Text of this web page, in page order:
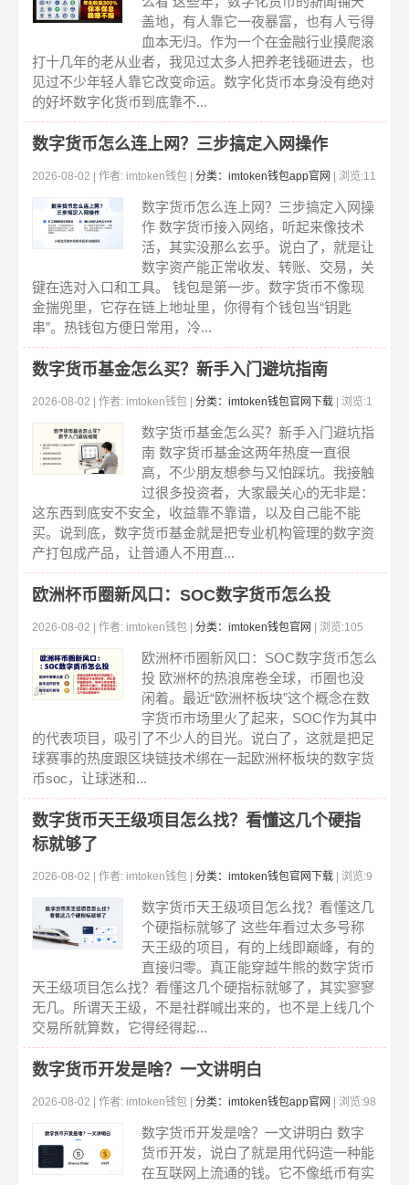
盖地，有人靠它一夜暴富，也有人亏得
血本无归。作为一个在金融行业摸爬滚
打十几年的老从业者，我见过太多人把养老钱砸进去，也
见过不少年轻人靠它改变命运。数字化货币本身没有绝对
的好坏数字化货币到底靠不...
数字货币怎么连上网？三步搞定入网操作
2026-08-02 | 作者: imtoken钱包 | 分类：imtoken钱包app官网 | 浏览:11
数字货币怎么连上网？三步搞定入网操
作 数字货币接入网络，听起来像技术
活，其实没那么玄乎。说白了，就是让
数字资产能正常收发、转账、交易，关
键在选对入口和工具。 钱包是第一步。数字货币不像现
金揣兜里，它存在链上地址里，你得有个钱包当“钥匙
串”。热钱包方便日常用，冷...
数字货币基金怎么买？新手入门避坑指南
2026-08-02 | 作者: imtoken钱包 | 分类：imtoken钱包官网下载 | 浏览:1
数字货币基金怎么买？新手入门避坑指
南 数字货币基金这两年热度一直很
高，不少朋友想参与又怕踩坑。我接触
过很多投资者，大家最关心的无非是：
这东西到底安不安全，收益靠不靠谱，以及自己能不能
买。说到底，数字货币基金就是把专业机构管理的数字资
产打包成产品，让普通人不用直...
欧洲杯币圈新风口：SOC数字货币怎么投
2026-08-02 | 作者: imtoken钱包 | 分类：imtoken钱包官网 | 浏览:105
欧洲杯币圈新风口：SOC数字货币怎么
投 欧洲杯的热浪席卷全球，币圈也没
闲着。最近“欧洲杯板块”这个概念在数
字货币市场里火了起来，SOC作为其中
的代表项目，吸引了不少人的目光。说白了，这就是把足
球赛事的热度跟区块链技术绑在一起欧洲杯板块的数字货
币soc，让球迷和...
数字货币天王级项目怎么找？看懂这几个硬指
标就够了
2026-08-02 | 作者: imtoken钱包 | 分类：imtoken钱包官网下载 | 浏览:9
数字货币天王级项目怎么找？看懂这几
个硬指标就够了 这些年看过太多号称
天王级的项目，有的上线即巅峰，有的
直接归零。真正能穿越牛熊的数字货币
天王级项目怎么找？看懂这几个硬指标就够了，其实寥寥
无几。所谓天王级，不是社群喊出来的，也不是上线几个
交易所就算数，它得经得起...
数字货币开发是啥？一文讲明白
2026-08-02 | 作者: imtoken钱包 | 分类：imtoken钱包app官网 | 浏览:98
数字货币开发是啥？一文讲明白 数字
货币开发，说白了就是用代码造一种能
在互联网上流通的钱。它不像纸币有实